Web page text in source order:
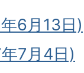
6月13日)
7月4日)